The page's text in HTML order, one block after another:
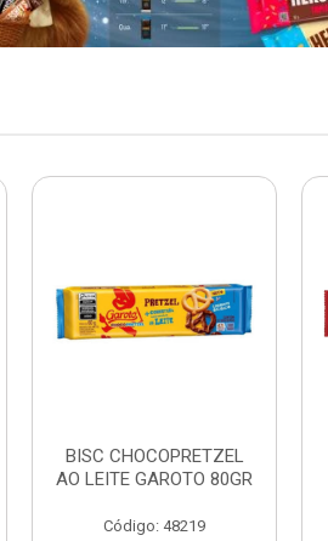
BISC CHOCOPRETZEL
AO LEITE GAROTO 80GR
Código: 48219